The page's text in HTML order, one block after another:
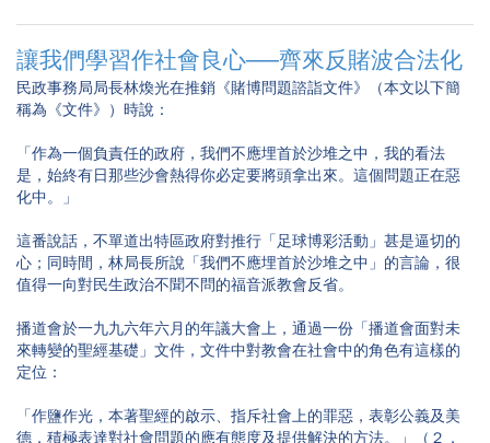
讓我們學習作社會良心──齊來反賭波合法化
民政事務局局長林煥光在推銷《賭博問題諮詣文件》（本文以下簡
稱為《文件》）時說：
「作為一個負責任的政府，我們不應埋首於沙堆之中，我的看法
是，始終有日那些沙會熱得你必定要將頭拿出來。這個問題正在惡
化中。」
這番說話，不單道出特區政府對推行「足球博彩活動」甚是逼切的
心；同時間，林局長所說「我們不應埋首於沙堆之中」的言論，很
值得一向對民生政治不聞不問的福音派教會反省。
播道會於一九九六年六月的年議大會上，通過一份「播道會面對未
來轉變的聖經基礎」文件，文件中對教會在社會中的角色有這樣的
定位：
「作鹽作光，本著聖經的啟示、指斥社會上的罪惡，表彰公義及美
德，積極表達對社會問題的應有態度及提供解決的方法。」（２．